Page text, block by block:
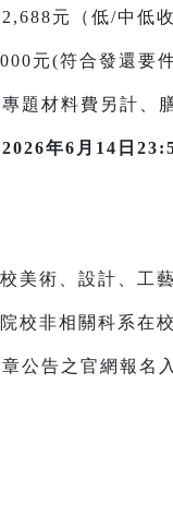
元（低/中低
元(符合發還要
題材料費另計、
年6月14日
美術、設計、工
校非相關科系在
公告之官網報名